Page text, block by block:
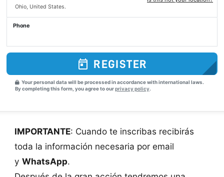
Ohio, United States.
Phone
REGISTER
Your personal data will be processed in accordance with international laws.
By completing this form, you agree to ourprivacy policy.
IMPORTANTE: Cuando te inscribas recibirás
toda la información necesaria por email
y WhatsApp.